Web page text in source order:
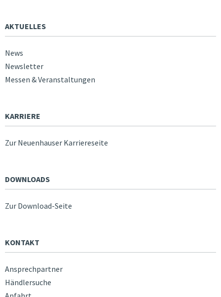
AKTUELLES
News
Newsletter
Messen & Veranstaltungen
KARRIERE
Zur Neuenhauser Karriereseite
DOWNLOADS
Zur Download-Seite
KONTAKT
Ansprechpartner
Händlersuche